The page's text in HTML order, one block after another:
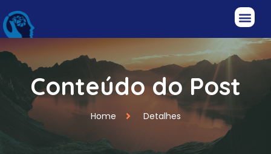
Conteúdo do Post
Home Detalhes